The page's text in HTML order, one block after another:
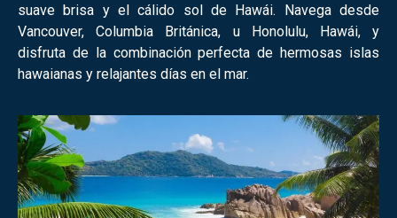
suave brisa y el cálido sol de Hawái. Navega desde
Vancouver, Columbia Británica, u Honolulu, Hawái, y
disfruta de la combinación perfecta de hermosas islas
hawaianas y relajantes días en el mar.